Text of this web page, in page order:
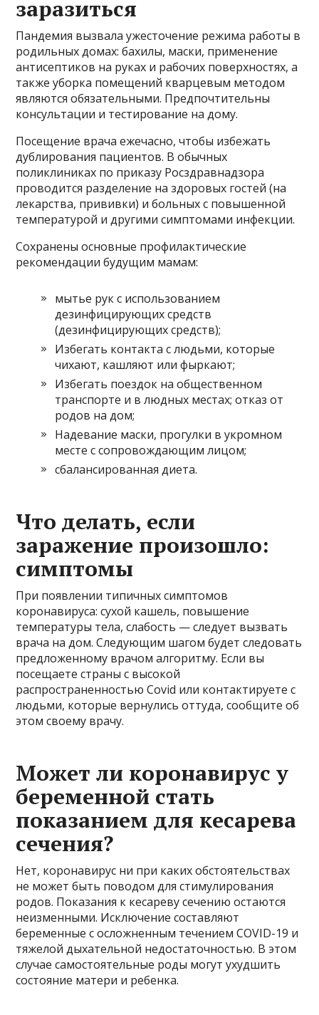
заразиться
Пандемия вызвала ужесточение режима работы в
родильных домах: бахилы, маски, применение
антисептиков на руках и рабочих поверхностях, а
также уборка помещений кварцевым методом
являются обязательными. Предпочтительны
консультации и тестирование на дому.
Посещение врача ежечасно, чтобы избежать
дублирования пациентов. В обычных
поликлиниках по приказу Росздравнадзора
проводится разделение на здоровых гостей (на
лекарства, прививки) и больных с повышенной
температурой и другими симптомами инфекции.
Сохранены основные профилактические
рекомендации будущим мамам:
мытье рук с использованием
дезинфицирующих средств
(дезинфицирующих средств);
Избегать контакта с людьми, которые
чихают, кашляют или фыркают;
Избегать поездок на общественном
транспорте и в людных местах; отказ от
родов на дом;
Надевание маски, прогулки в укромном
месте с сопровождающим лицом;
сбалансированная диета.
Что делать, если
заражение произошло:
симптомы
При появлении типичных симптомов
коронавируса: сухой кашель, повышение
температуры тела, слабость — следует вызвать
врача на дом. Следующим шагом будет следовать
предложенному врачом алгоритму. Если вы
посещаете страны с высокой
распространенностью Covid или контактируете с
людьми, которые вернулись оттуда, сообщите об
этом своему врачу.
Может ли коронавирус у
беременной стать
показанием для кесарева
сечения?
Нет, коронавирус ни при каких обстоятельствах
не может быть поводом для стимулирования
родов. Показания к кесареву сечению остаются
неизменными. Исключение составляют
беременные с осложненным течением COVID-19 и
тяжелой дыхательной недостаточностью. В этом
случае самостоятельные роды могут ухудшить
состояние матери и ребенка.